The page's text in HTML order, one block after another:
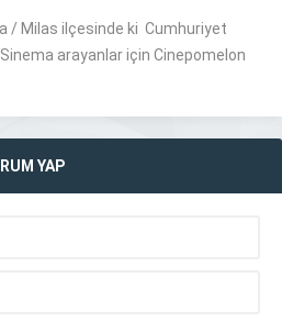
/ Milas ilçesinde ki Cumhuriyet
arayanlar için Cinepomelon
YAP